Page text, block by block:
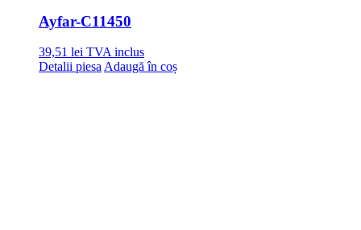
Ayfar-C11450
39,51 lei TVA inclus
Detalii piesa Adaugă în coș